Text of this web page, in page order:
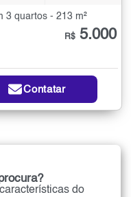
3 quartos - 213 m²
R$ 5.000
Contatar
do